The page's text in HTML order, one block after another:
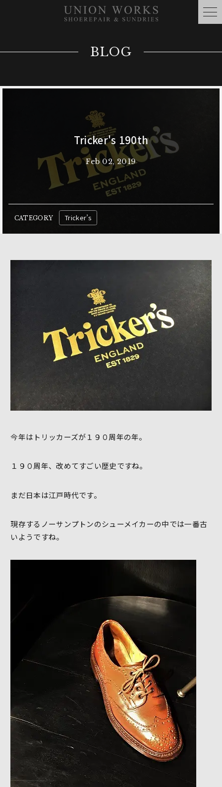
BLOG
Tricker's 190th
Feb 02, 2019
CATEGORY Tricker’s
今年はトリッカーズが１９０周年の年。
１９０周年、改めてすごい歴史ですね。
まだ日本は江戸時代です。
現存するノーサンプトンのシューメイカーの中では一番古
いようですね。